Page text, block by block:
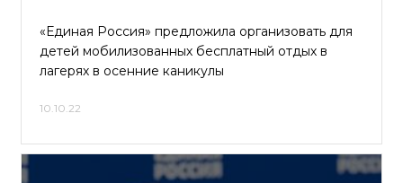
«Единая Россия» предложила организовать для
детей мобилизованных бесплатный отдых в
лагерях в осенние каникулы
10.10.22